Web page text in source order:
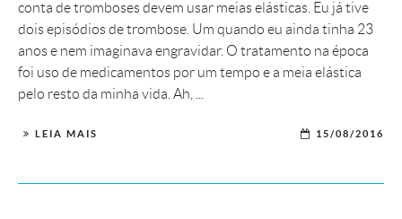
conta de tromboses devem usar meias elásticas. Eu já tive
dois episódios de trombose. Um quando eu ainda tinha 23
anos e nem imaginava engravidar. O tratamento na época
foi uso de medicamentos por um tempo e a meia elástica
pelo resto da minha vida. Ah, ...
LEIA MAIS 15/08/2016